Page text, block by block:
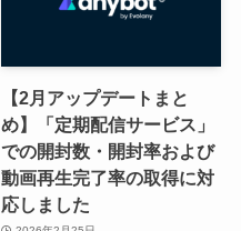
【2月アップデートまと
め】「定期配信サービス」
での開封数・開封率および
動画再生完了率の取得に対
応しました